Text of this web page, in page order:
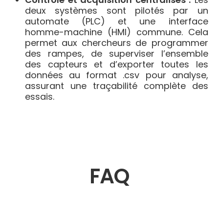
deux systèmes sont pilotés par un
automate (PLC) et une interface
homme-machine (HMI) commune. Cela
permet aux chercheurs de programmer
des rampes, de superviser l’ensemble
des capteurs et d’exporter toutes les
données au format .csv pour analyse,
assurant une traçabilité complète des
essais.
FAQ